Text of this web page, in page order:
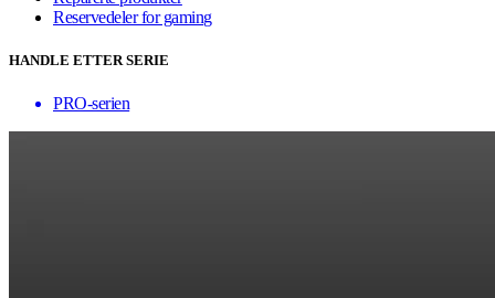
Reservedeler for gaming
HANDLE ETTER SERIE
PRO-serien